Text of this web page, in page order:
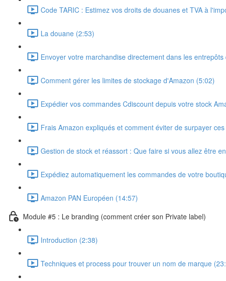
Code TARIC : Estimez vos droits de douanes et TVA à
La douane (2:53)
Envoyer votre marchandise directement dans les
Comment gérer les limites de stockage d'Amazon (5:02)
Expédier vos commandes Cdiscount depuis votre stock
Frais Amazon expliqués et comment éviter de surpayer
Gestion de stock et réassort : Que faire si vous allez être
Expédiez automatiquement les commandes de votre
Amazon PAN Européen (14:57)
Module #5 : Le branding (comment créer son Private label)
Introduction (2:38)
Techniques et process pour trouver un nom de marque